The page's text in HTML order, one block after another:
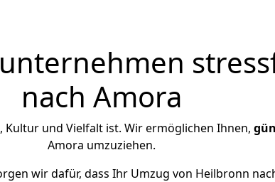
nach Amora
Kultur und Vielfalt ist. Wir ermöglichen Ihnen,
Amora umzuziehen.
wir dafür, dass Ihr Umzug von Heilbronn